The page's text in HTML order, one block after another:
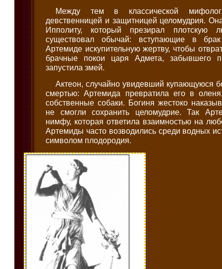
Между тем в классической
девственницей и защитницей целомудрия.
Ипполиту, который презирал плотскую
существовал обычай: вступающие в
Артемиде искупительную жертву, чтобы
брачные покои царя Адмета, забывшего
запустила змей.
Актеон, случайно увидевший купающуюся
смертью: Артемида превратила его в
собственные собаки. Богиня жестоко
не смогли сохранить целомудрие. Так
нимфу, которая ответила взаимностью на
Артемиды часто возводились среди водных
символом плодородия.